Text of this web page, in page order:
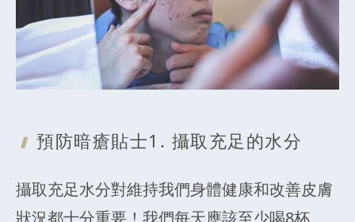
預防暗瘡貼士1. 攝取充足的水分
攝取充足水分對維持我們身體健康和改善皮膚
狀況都十分重要！我們每天應該至少喝8杯